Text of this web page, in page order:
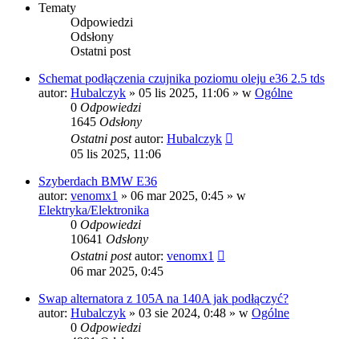
Tematy
Odpowiedzi
Odsłony
Ostatni post
Schemat podłączenia czujnika poziomu oleju e36 2.5 tds
autor: Hubalczyk » 05 lis 2025, 11:06 » w Ogólne
0 Odpowiedzi
1645 Odsłony
Ostatni postautor: Hubalczyk
05 lis 2025, 11:06
Szyberdach BMW E36
autor: venomx1 » 06 mar 2025, 0:45 » w
Elektryka/Elektronika
0 Odpowiedzi
10641 Odsłony
Ostatni postautor: venomx1
06 mar 2025, 0:45
Swap alternatora z 105A na 140A jak podłączyć?
autor: Hubalczyk » 03 sie 2024, 0:48 » w Ogólne
0 Odpowiedzi